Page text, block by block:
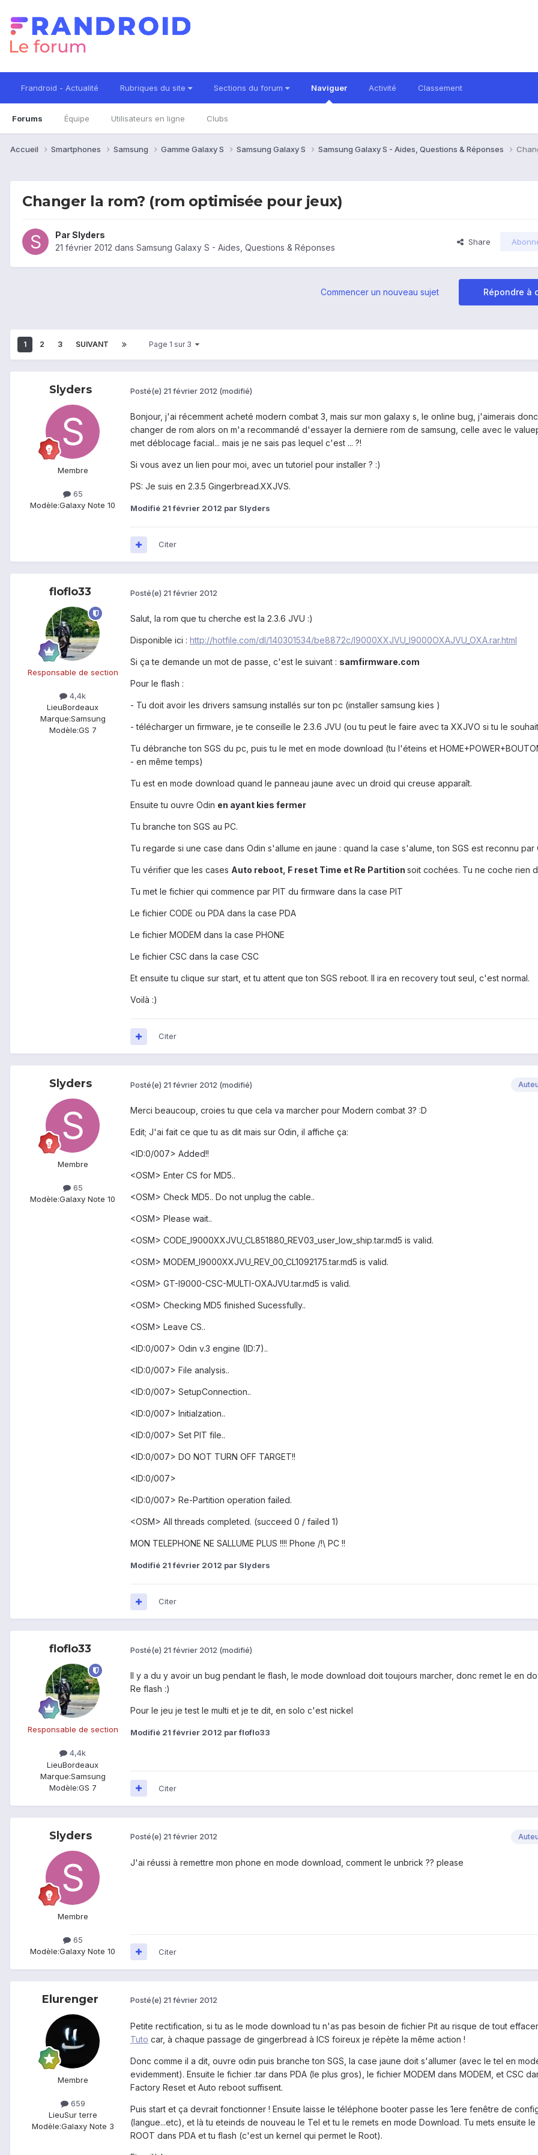
Frandroid - Actualité Rubriques du site Sections du forum Naviguer
Forums Équipe Utilisateurs en ligne Clubs
Activité Classement
Accueil Smartphones Samsung Gamme Galaxy S Samsung Galaxy S Samsung Galaxy S - Aides, Questions & Réponses
Changer la rom? (rom optimisée pour jeux)
ParSlyders
21 février 2012 dans Samsung Galaxy S - Aides, Questions & Réponses
Share
Répondre à
Commencer un nouveau sujet
1 2 3 SUIVANT Page 1 sur 3
Slyders
Membre
65
Modèle:Galaxy Note 10
Posté(e) 21 février 2012 (modifié)
Bonjour, j'ai récemment acheté modern combat 3, mais sur mon galaxy s, le online bug, j'aimerais
changer de rom alors on m'a recommandé d'essayer la derniere rom de samsung, celle avec le
met déblocage facial... mais je ne sais pas lequel c'est ... ?!
Si vous avez un lien pour moi, avec un tutoriel pour installer ? :)
PS: Je suis en 2.3.5 Gingerbread.XXJVS.
Modifié 21 février 2012 par Slyders
Citer
floflo33
Responsable de section
4,4k
LieuBordeaux
Marque:Samsung
Modèle:GS 7
Posté(e) 21 février 2012
Salut, la rom que tu cherche est la 2.3.6 JVU :)
Disponible ici : http://hotfile.com/dl/140301534/be8872c/I9000XXJVU_I9000OXAJVU_OXA.rar.html
Si ça te demande un mot de passe, c'est le suivant : samfirmware.com
Pour le flash :
- Tu doit avoir les drivers samsung installés sur ton pc (installer samsung kies )
- télécharger un firmware, je te conseille le 2.3.6 JVU (ou tu peut le faire avec ta XXJVO si tu le
Tu débranche ton SGS du pc, puis tu le met en mode download (tu l'éteins et
- en même temps)
Tu est en mode download quand le panneau jaune avec un droid qui creuse apparaît.
Ensuite tu ouvre Odin en ayant kies fermer
Tu branche ton SGS au PC.
Tu regarde si une case dans Odin s'allume en jaune : quand la case s'alume, ton SGS est reconnu par
Tu vérifier que les cases Auto reboot, F reset Time et Re Partition soit cochées. Tu ne coche rien
Tu met le fichier qui commence par PIT du firmware dans la case PIT
Le fichier CODE ou PDA dans la case PDA
Le fichier MODEM dans la case PHONE
Le fichier CSC dans la case CSC
Et ensuite tu clique sur start, et tu attent que ton SGS reboot. Il ira en recovery tout seul, c'est normal.
Voilà :)
Citer
Slyders
Membre
65
Modèle:Galaxy Note 10
Posté(e) 21 février 2012 (modifié)
Merci beaucoup, croies tu que cela va marcher pour Modern combat 3? :D
Edit; J'ai fait ce que tu as dit mais sur Odin, il affiche ça:
<ID:0/007> Added!!
<OSM> Enter CS for MD5..
<OSM> Check MD5.. Do not unplug the cable..
<OSM> Please wait..
<OSM> CODE_I9000XXJVU_CL851880_REV03_user_low_ship.tar.md5 is valid.
<OSM> MODEM_I9000XXJVU_REV_00_CL1092175.tar.md5 is valid.
<OSM> GT-I9000-CSC-MULTI-OXAJVU.tar.md5 is valid.
<OSM> Checking MD5 finished Sucessfully..
<OSM> Leave CS..
<ID:0/007> Odin v.3 engine (ID:7)..
<ID:0/007> File analysis..
<ID:0/007> SetupConnection..
<ID:0/007> Initialzation..
<ID:0/007> Set PIT file..
<ID:0/007> DO NOT TURN OFF TARGET!!
<ID:0/007>
<ID:0/007> Re-Partition operation failed.
<OSM> All threads completed. (succeed 0 / failed 1)
MON TELEPHONE NE SALLUME PLUS !!!! Phone /!\ PC !!
Modifié 21 février 2012 par Slyders
Citer
floflo33
Responsable de section
4,4k
LieuBordeaux
Marque:Samsung
Modèle:GS 7
Posté(e) 21 février 2012 (modifié)
Il y a du y avoir un bug pendant le flash, le mode download doit toujours marcher, donc remet le en
Re flash :)
Pour le jeu je test le multi et je te dit, en solo c'est nickel
Modifié 21 février 2012 par floflo33
Citer
Slyders
Membre
65
Modèle:Galaxy Note 10
Posté(e) 21 février 2012
J'ai réussi à remettre mon phone en mode download, comment le unbrick ?? please
Citer
Elurenger
Membre
659
LieuSur terre
Modèle:Galaxy Note 3
Posté(e) 21 février 2012
Petite rectification, si tu as le mode download tu n'as pas besoin de fichier Pit au risque de tout
Tuto car, à chaque passage de gingerbread à ICS foireux je répète la même action !
Donc comme il a dit, ouvre odin puis branche ton SGS, la case jaune doit s'allumer (avec le tel en
evidemment). Ensuite le fichier .tar dans PDA (le plus gros), le fichier MODEM dans MODEM, et CSC
Factory Reset et Auto reboot suffisent.
Puis start et ça devrait fonctionner ! Ensuite laisse le téléphone booter passe les 1ere fenêtre de
(langue...etc), et là tu eteinds de nouveau le Tel et tu le remets en mode Download. Tu mets ensuite
ROOT dans PDA et tu flash (c'est un kernel qui permet le Root).